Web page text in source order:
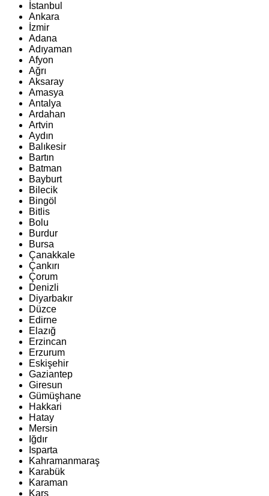
İstanbul
Ankara
İzmir
Adana
Adıyaman
Afyon
Ağrı
Aksaray
Amasya
Antalya
Ardahan
Artvin
Aydın
Balıkesir
Bartın
Batman
Bayburt
Bilecik
Bingöl
Bitlis
Bolu
Burdur
Bursa
Çanakkale
Çankırı
Çorum
Denizli
Diyarbakır
Düzce
Edirne
Elazığ
Erzincan
Erzurum
Eskişehir
Gaziantep
Giresun
Gümüşhane
Hakkari
Hatay
Mersin
Iğdır
Isparta
Kahramanmaraş
Karabük
Karaman
Kars